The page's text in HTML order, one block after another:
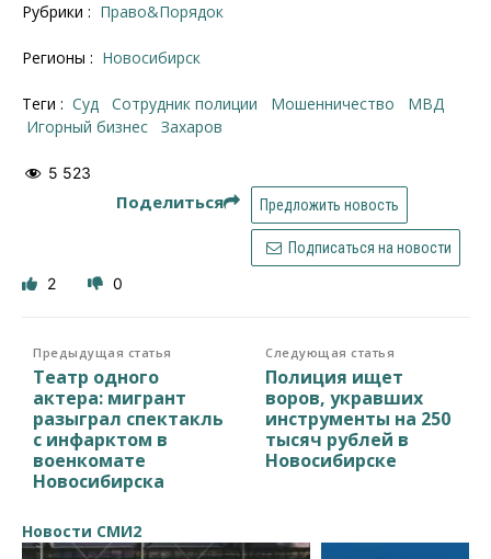
Рубрики : Право&Порядок
Регионы : Новосибирск
Теги : суд сотрудник полиции мошенничество
МВД
Игорный бизнес
Захаров
5 523
Поделиться Предложить новость
Подписаться на новости
2 0
Предыдущая статья
Театр одного
актера: мигрант
разыграл спектакль
с инфарктом в
военкомате
Новосибирска
Следующая статья
Полиция ищет
воров, укравших
инструменты на 250
тысяч рублей в
Новосибирске
Новости СМИ2